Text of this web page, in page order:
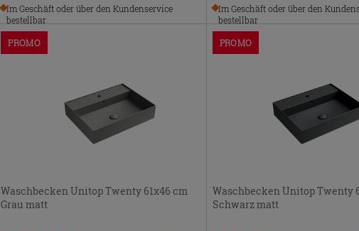
Im Geschäft oder über den Kundenservice
bestellbar
Im Geschäft oder über den
bestellbar
PROMO
Waschbecken Unitop Twenty 61x46 cm
Grau matt
PROMO
Waschbecken Unitop Twenty
Schwarz matt